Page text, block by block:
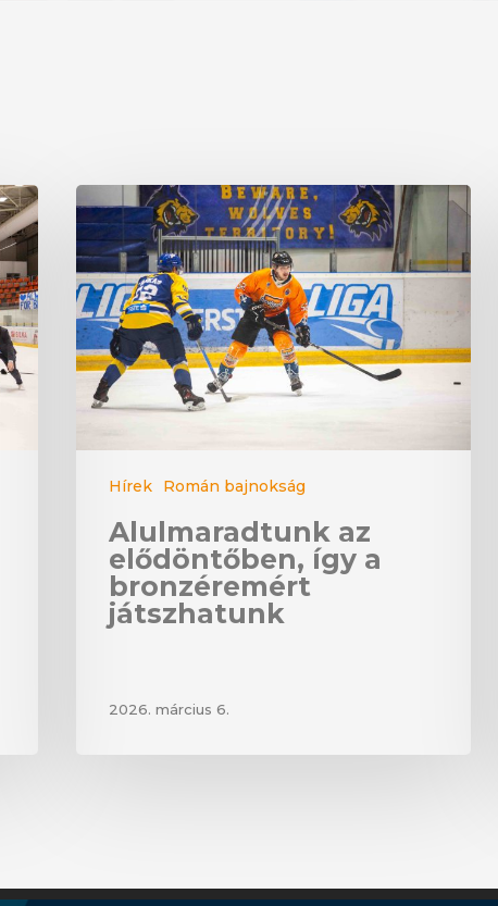
Hírek Román bajnokság
Alulmaradtunk az
elődöntőben, így a
bronzéremért
játszhatunk
2026. március 6.